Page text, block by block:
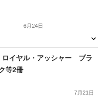
6月24日
タオル
イヤル・アッシャー ブラ
等2冊
7月21日